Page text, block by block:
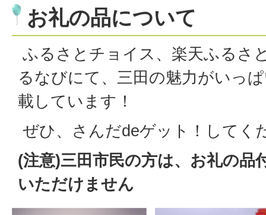
お礼の品について
ふるさとチョイス、楽天ふるさ
るなびにて、三田の魅力がいっ
載しています！
ぜひ、さんだdeゲット！してく
(注意)三田市民の方は、お礼の品
いただけません